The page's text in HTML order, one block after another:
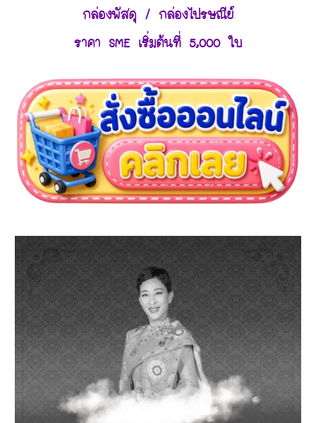
กล่องพัสดุ / กล่องไปรษณีย์
ราคา SME เริ่มต้นที่ 5,000 ใบ